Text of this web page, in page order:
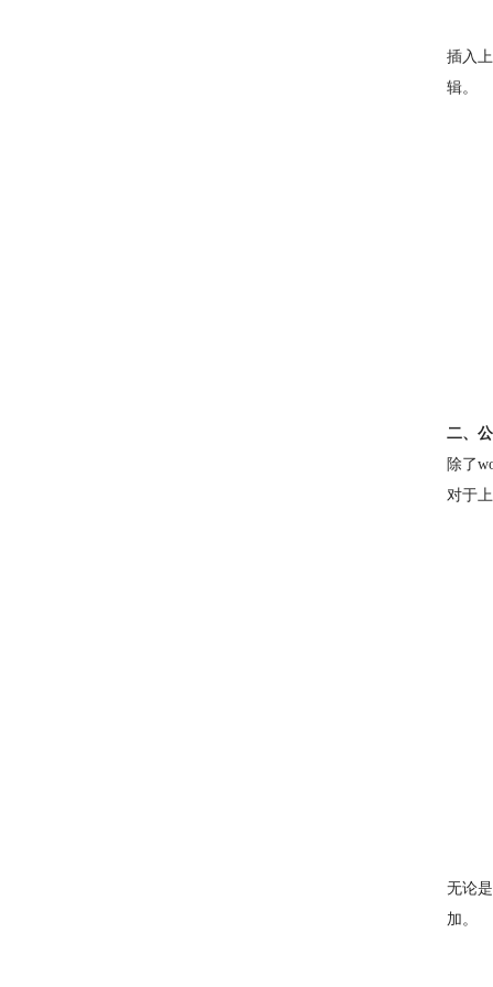
插入
辑。
二、
除了
对于
无论
加。